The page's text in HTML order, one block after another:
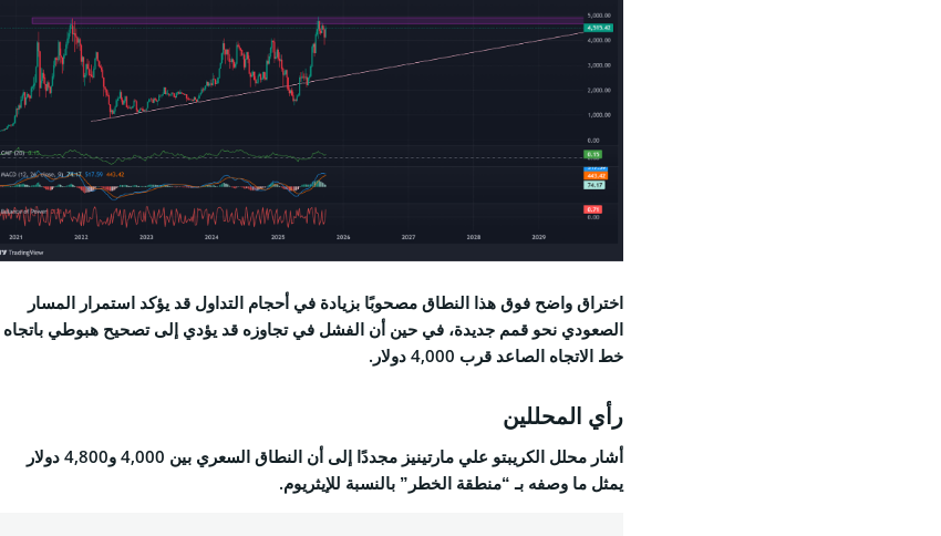
اختراق واضح فوق هذا النطاق مصحوبًا بزيادة في أحجام التداول قد يؤكد استمرار المسار
الصعودي نحو قمم جديدة، في حين أن الفشل في تجاوزه قد يؤدي إلى تصحيح هبوطي باتجاه
خط الاتجاه الصاعد قرب 4,000 دولار.
رأي المحللين
أشار محلل الكريبتو علي مارتينيز مجددًا إلى أن النطاق السعري بين 4,000 و4,800 دولار
يمثل ما وصفه بـ “منطقة الخطر” بالنسبة للإيثريوم.